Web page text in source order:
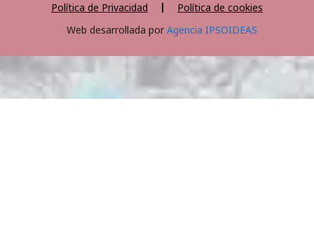
Política de Privacidad
Política de cookies
Web desarrollada porAgencia IPSOIDEAS